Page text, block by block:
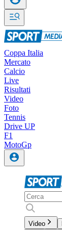
Coppa Italia
Mercato
Calcio
Live
Risultati
Video
Foto
Tennis
Drive UP
F1
MotoGp
Video